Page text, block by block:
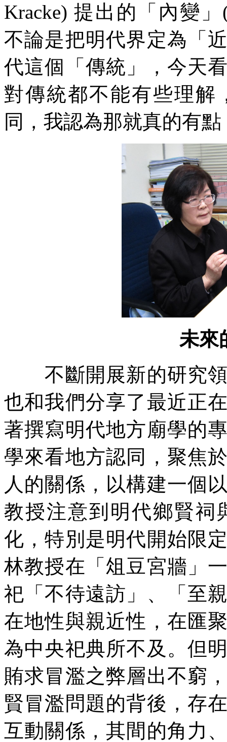
Kracke) 提出的「內變」
不論是把明代界定為「
代這個「傳統」，今天
對傳統都不能有些理解
同，我認為那就真的有
未來
不斷開展新的研究領
也和我們分享了最近正
著撰寫明代地方廟學的
學來看地方認同，聚焦
人的關係，以構建一個
教授注意到明代鄉賢祠
化，特別是明代開始限
林教授在「俎豆宮牆」
祀「不待遠訪」、「至
在地性與親近性，在匯
為中央祀典所不及。但
賄求冒濫之弊層出不窮
賢冒濫問題的背後，存
互動關係，其間的角力